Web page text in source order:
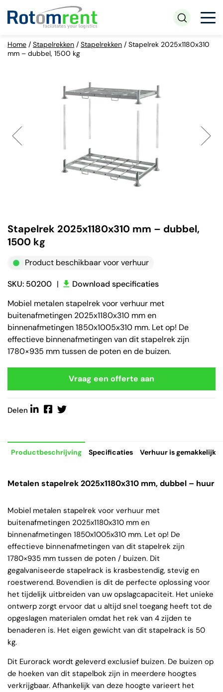
Home / Stapelrekken / Stapelrekken / Stapelrek 2025x1180x310
mm – dubbel, 1500 kg
Stapelrek 2025x1180x310 mm – dubbel,
1500 kg
Product beschikbaar voor verhuur
SKU: 50200 |
Download specificaties
Mobiel metalen stapelrek voor verhuur met
buitenafmetingen 2025x1180x310 mm en
binnenafmetingen 1850x1005x310 mm. Let op! De
effectieve binnenafmetingen van dit stapelrek zijn
1780×935 mm tussen de poten en de buizen.
Vraag een offerte aan
Delen
Productbeschrijving Specificaties Verhuur is gemakkelijk
Metalen stapelrek 2025x1180x310 mm, dubbel – huur
Mobiel metalen stapelrek voor verhuur met
buitenafmetingen 2025x1180x310 mm en
binnenafmetingen 1850x1005x310 mm. Let op! De
effectieve binnenafmetingen van dit stapelrek zijn
1780×935 mm tussen de poten / buizen. Dit
gegalvaniseerde stapelrack is krasbestendig, stevig en
roestwerend. Bovendien is dit de perfecte oplossing voor
het tijdelijk uitbreiden van uw opslagcapaciteit. Het unieke
ontwerp zorgt ervoor dat u altijd snel toegang heeft tot de
opgeslagen materialen omdat het rek van 4 zijden te
benaderen is. Het eigen gewicht van dit stapelrack is 50
kg.
Dit Eurorack wordt geleverd exclusief buizen. De buizen op
de hoeken van dit stapelbok zijn in meerdere hoogtes
verkrijgbaar. Afhankelijk van deze hoogte varieert het